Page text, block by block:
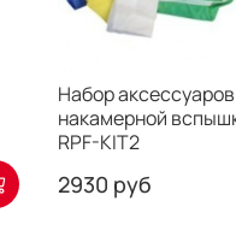
Набор
накамерной
RPF-KIT2
2930 руб